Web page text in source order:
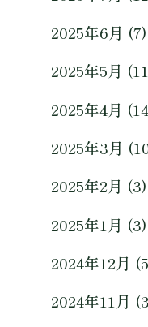
2025年6月 (7)
2025年5月
2025年4月
2025年3月
2025年2月 (3)
2025年1月 (3)
2024年12月
2024年11月